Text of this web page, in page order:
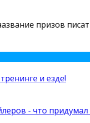
призов